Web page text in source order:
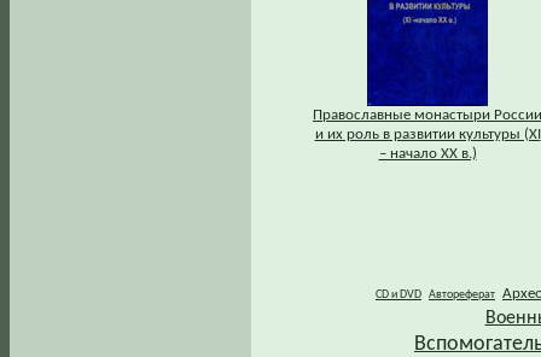
Православные монастыри России
и их роль в развитии культуры (XI
– начало XX в.)
CD и DVD Автореферат